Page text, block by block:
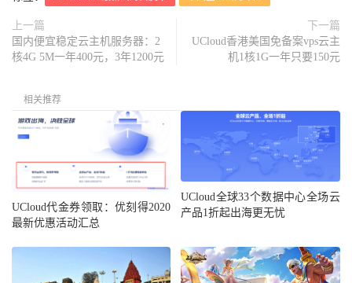
上一篇
国内便宜稳定云主机服务器：2
核4G 5M一年400元，3年1200元
下一篇
UCloud香港美国免备案vps云主
机1核1G一年只要150元
相关推荐
UCloud代金券领取：优刻得2020
最新优惠活动汇总
UCloud全球33个数据中心全场云
产品1折起出海更无忧